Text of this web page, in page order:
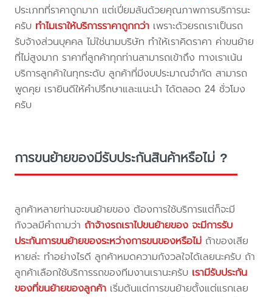
ประเภทที่ราคาถูกมาก แต่เปี่ยมล้นด้วยคุณภาพการบริการนะ
ครับ ทำไมเราให้บริการราคาถูกกว่า เพราะด้วยรถเราเป็นรถ
รับจ้างส่วนบุคคล ไม่ใช่นามบริษัท ทำให้เราคิดราคา ค่าขนย้าย
ที่ไม่สูงมาก ราคาที่ลูกค้าทุกท่านสามารถเข้าถึง ทางเราเน้น
บริการลูกค้าในทุกระดับ ลูกค้าที่มีงบประมาณจำกัด สามารถ
พูดคุย เรายินดีให้คำปรึกษาและแนะนำ ได้ตลอด 24 ชั่วโมง
ครับ
การขนย้ายของมีรับประกันสินค้าหรือไม่ ?
ลูกค้าหลายท่านจะขนย้ายของ ต้องการใช้บริการแต่ก็จะมี
กังวลมีคำถามว่า ถ้าจ้างรถเราไปขนย้ายของ จะมีการรับ
ประกันการขนย้ายของระหว่างการขนของหรือไม่ ถ้าของเสีย
หายล่ะ ทำอย่างไรดี ลูกค้าหมดความกังวลใจได้เลยนะครับ ถ้า
ลูกค้าเลือกใช้บริการรถของทีมงานเรานะครับ เรามีรับประกัน
ของที่ขนย้ายของลูกค้า เริ่มต้นแต่การขนย้ายตั้งแต่แรกเลย